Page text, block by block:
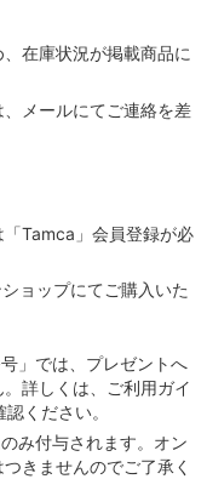
在庫状況が掲載商品に
メールにてご連絡を差
Tamca」会員登録が必
ョップにてご購⼊いた
」では、プレゼントへ
詳しくは、ご利⽤ガイ
認ください。
み付与されます。オン
きませんのでご了承く